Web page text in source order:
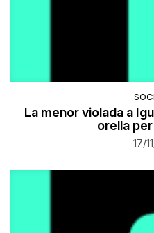
La menor violada a
orella
17/